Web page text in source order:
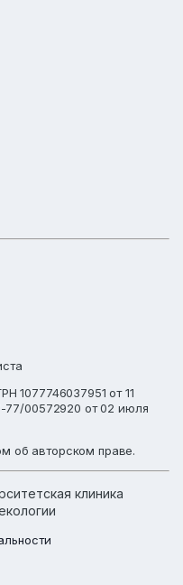
1077746037951 от 11
77/00572920 от 02 июля
об авторском праве.
клиника